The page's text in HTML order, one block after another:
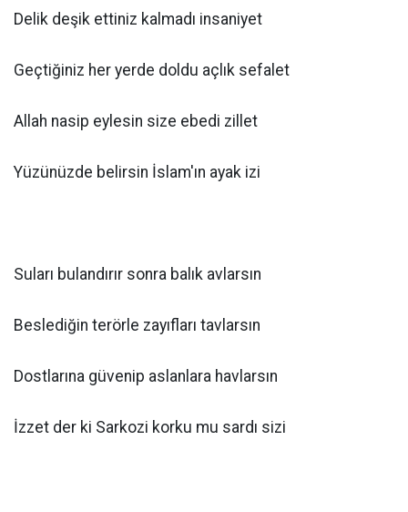
Delik deşik ettiniz kalmadı insaniyet
Geçtiğiniz her yerde doldu açlık sefalet
Allah nasip eylesin size ebedi zillet
Yüzünüzde belirsin İslam'ın ayak izi
Suları bulandırır sonra balık avlarsın
Beslediğin terörle zayıfları tavlarsın
Dostlarına güvenip aslanlara havlarsın
İzzet der ki Sarkozi korku mu sardı sizi